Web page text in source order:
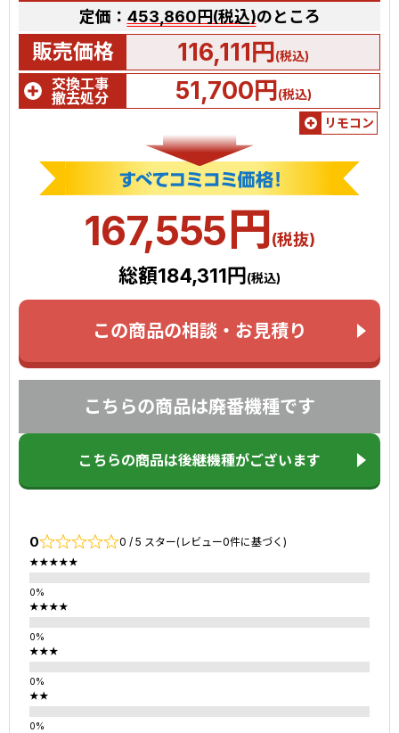
定価： 453,860円(税込)のところ
販売価格 116,111円(税込)
交換工事
撤去処分
51,700円(税込)
リモコン
167,555円(税抜)
総額184,311円(税込)
この商品の相談・お見積り
こちらの商品は廃番機種です
こちらの商品は後継機種がございます
0 0 / 5 スター(レビュー0件に基づく)
★★★★★
★★★★
★★★
★★